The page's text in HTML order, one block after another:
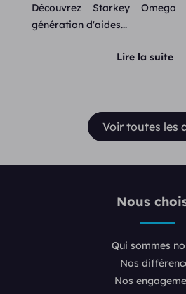
Découvrez Starkey
génération d'aides...
Lire la suite
Voir toutes les
Nous
Qui sommes
Nos
Nos